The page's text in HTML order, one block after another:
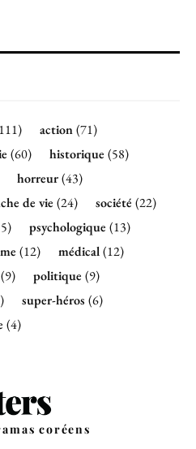
action(71)
(60) historique (58)
horreur(43)
de vie (24) société (22)
psychologique (13)
(12) médical(12)
(9) politique (9)
super-héros (6)
(4)
coréens